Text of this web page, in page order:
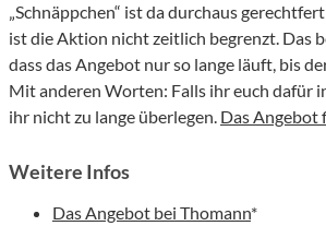
„Schnäppchen“ ist da durchaus
ist die Aktion nicht zeitlich begrenzt. Das
dass das Angebot nur so lange läuft, bis
Mit anderen Worten: Falls ihr euch dafür
ihr nicht zu lange überlegen. Das Angebot
Weitere Infos
Das Angebot bei Thomann*